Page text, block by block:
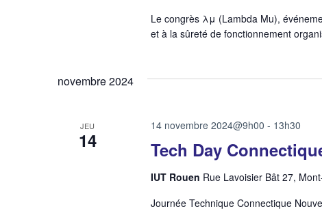
Le congrès λμ (Lambda Mu),
et à la sûreté de fonctionnement
novembre 2024
JEU
14 Tech Day
14 novembre 2024@9h00 - 13h30
IUT Rouen Rue Lavoisier Bât 27,
Journée Technique Connectique